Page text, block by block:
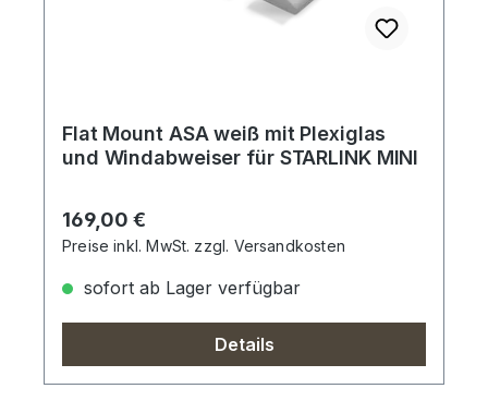
Flat Mount ASA weiß mit Plexiglas
und Windabweiser für STARLINK MINI
Regulärer Preis:
169,00 €
Preise inkl. MwSt. zzgl. Versandkosten
sofort ab Lager verfügbar
Details